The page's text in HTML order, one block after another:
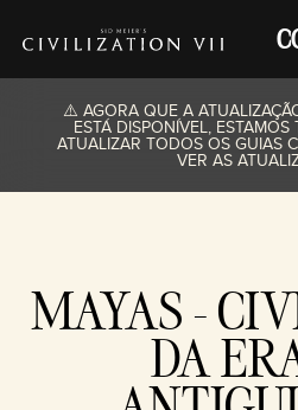
⚠️ AGORA QUE A
ESTÁ DISPONÍVEL,
ATUALIZAR TODOS OS GUIAS
VER AS
MAYAS -
DA